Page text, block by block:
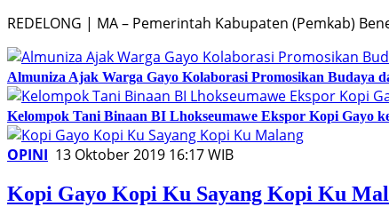
REDELONG | MA – Pemerintah Kabupaten (Pemkab)
Almuniza Ajak Warga Gayo Kolaborasi Promosikan Budaya
Kelompok Tani Binaan BI Lhokseumawe Ekspor Kopi Gayo
OPINI 13 Oktober 2019 16:17 WIB
Kopi Gayo Kopi Ku Sayang Kopi Ku